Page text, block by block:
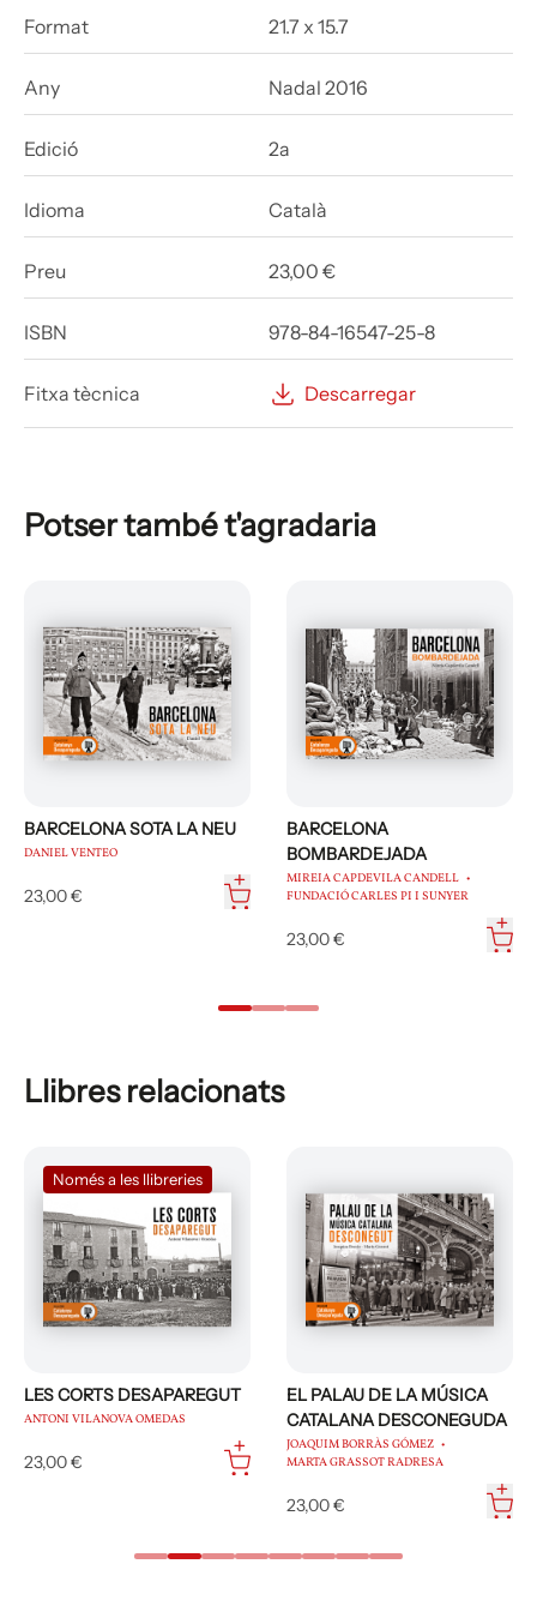
Format 21.7 x 15.7
Any Nadal 2016
Edició 2a
Idioma Català
Preu 23,00 €
ISBN 978-84-16547-25-8
Fitxa tècnica Descarregar
Potser també t'agradaria
BARCELONA SOTA LA NEU
DANIEL VENTEO
23,00 €
BARCELONA
BOMBARDEJADA
MIREIA CAPDEVILA CANDELL
FUNDACIÓ CARLES PI I SUNYER
23,00 €
Llibres relacionats
Només a les llibreries
LES CORTS DESAPAREGUT
ANTONI VILANOVA OMEDAS
23,00 €
EL PALAU DE LA MÚSICA
CATALANA DESCONEGUDA
JOAQUIM BORRÀS GÓMEZ
MARTA GRASSOT RADRESA
23,00 €